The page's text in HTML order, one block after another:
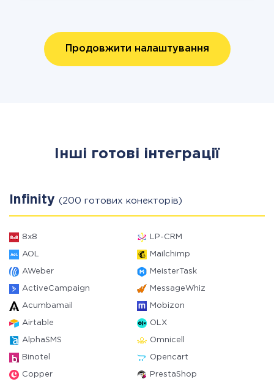
Продовжити налаштування
Інші готові інтеграції
Infinity (200 готових конекторів)
8x8 LP-CRM
AOL Mailchimp
AWeber MeisterTask
ActiveCampaign MessageWhiz
Acumbamail Mobizon
Airtable OLX
AlphaSMS Omnicell
Binotel Opencart
Copper PrestaShop